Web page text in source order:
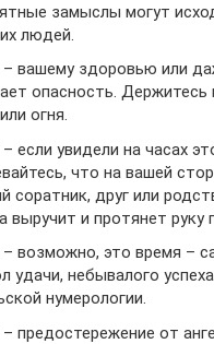
замыслы могут
людей.
– вашему здоровью или
опасность.
огня.
– если увидели на часах
что на вашей
соратник, друг или
выручит и протянет руку
– возможно, это время –
удачи, небывалого
нумерологии.
– предостережение от